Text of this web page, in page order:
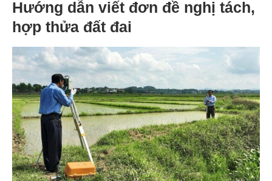
Hướng dẫn viết đơn đề nghị tách,
hợp thửa đất đai